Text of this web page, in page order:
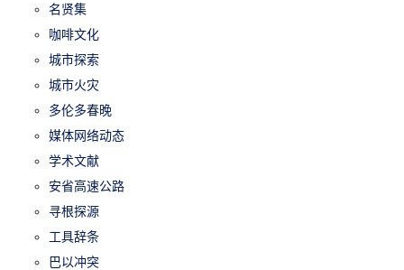
名贤集
咖啡文化
城市探索
城市火灾
多伦多春晚
媒体网络动态
学术文献
安省高速公路
寻根探源
工具辞条
巴以冲突